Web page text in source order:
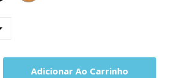
Adicionar Ao Carrinho